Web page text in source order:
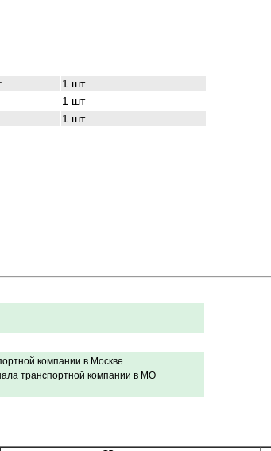
1 шт
1 шт
1 шт
компании в Москве.
транспортной компании в МО